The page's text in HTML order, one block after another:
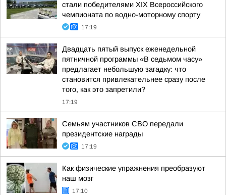
стали победителями XIX Всероссийского
чемпионата по водно-моторному спорту
17:19
Двадцать пятый выпуск еженедельной
пятничной программы «В седьмом часу»
предлагает небольшую загадку: что
становится привлекательнее сразу после
того, как это запретили?
17:19
Семьям участников СВО передали
президентские награды
17:19
Как физические упражнения преобразуют
наш мозг
17:10